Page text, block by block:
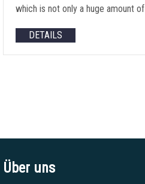
which is not only a huge amount of
DETAILS
Über uns